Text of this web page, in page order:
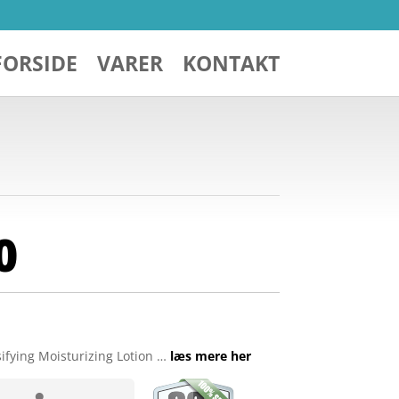
VARER KONTAKT
Moisturizing Lotion … læs mere her